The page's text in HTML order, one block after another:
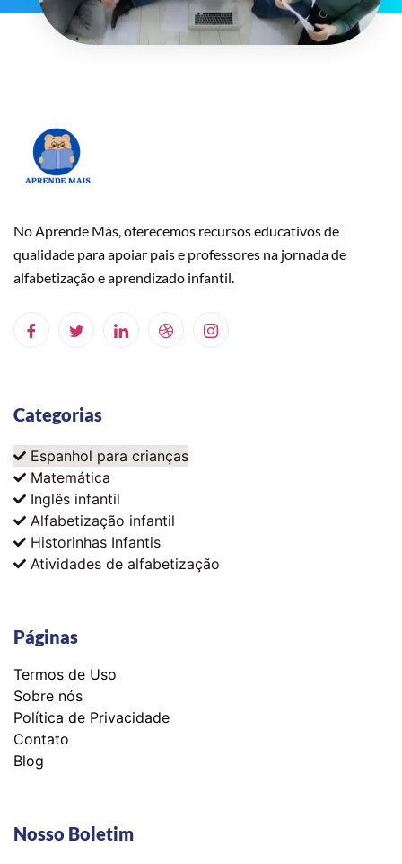
No Aprende Más, oferecemos recursos educativos de
qualidade para apoiar pais e professores na jornada de
alfabetização e aprendizado infantil.
Categorias
Espanhol para crianças
Matemática
Inglês infantil
Alfabetização infantil
Historinhas Infantis
Atividades de alfabetização
Páginas
Termos de Uso
Sobre nós
Política de Privacidade
Contato
Blog
Nosso Boletim